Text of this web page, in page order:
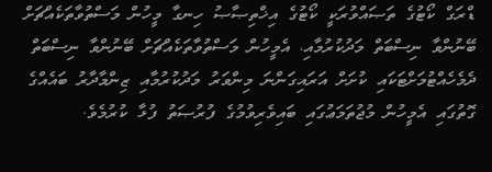
ޑްރަގް ކޯޓުގެ ތަޞައްވުރަކީ ކޯޓުގެ އިޚްތިޞާޞު ހިނގާ މީހުން މަސްތުވާތަކެއްޗަށް
ބޭނުންވާ ނިސްބަތް މަދުކުރުމާއި، އެމީހުން މަސްތުވާތަކެއްޗަށް ބޭނުންވާ ނިސްބަތް
ދެމެހެއްޓުމަށްޓަކައި ކުށަށް އަރައިގަންނަ މިންވަރު މަދުކުރުމާއި ޒިންމާދާރު ބައެއްގެ
ގޮތުގައި އެމީހުން މުޖުތަމަޢުގައި ބައިވެރިވުމުގެ ފުރުޞަތު ފުޅާ ކުރުމެވެ.